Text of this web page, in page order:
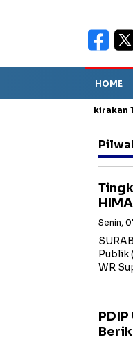
HOME
TPA Diperkirakan
Senin,
Publik
WR